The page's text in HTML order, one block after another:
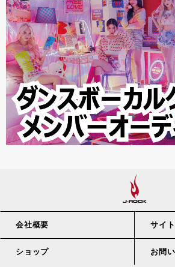
会社概要 サイ
ショップ お問